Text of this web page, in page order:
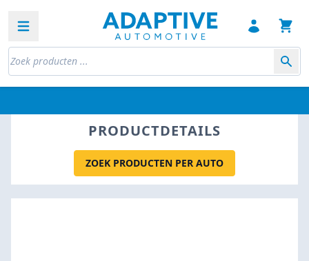
Open sidebar
PRODUCTDETAILS
ZOEK PRODUCTEN PER AUTO